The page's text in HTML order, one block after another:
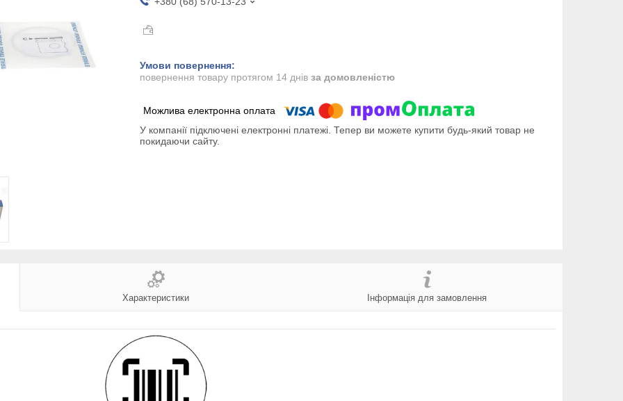
повернення товару протягом 14 днів за домовленістю
У компанії підключені електронні платежі. Тепер ви можете купити будь-який товар не
покидаючи сайту.
Характеристики Інформація для замовлення